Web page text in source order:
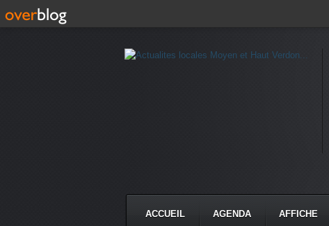
ACCUEIL AGENDA AFFICHE